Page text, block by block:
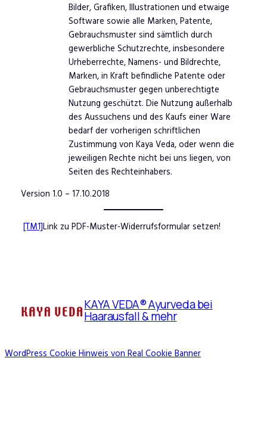
Bilder, Grafiken, Illustrationen und etwaige
Software sowie alle Marken, Patente,
Gebrauchsmuster sind sämtlich durch
gewerbliche Schutzrechte, insbesondere
Urheberrechte, Namens- und Bildrechte,
Marken, in Kraft befindliche Patente oder
Gebrauchsmuster gegen unberechtigte
Nutzung geschützt. Die Nutzung außerhalb
des Aussuchens und des Kaufs einer Ware
bedarf der vorherigen schriftlichen
Zustimmung von Kaya Veda, oder wenn die
jeweiligen Rechte nicht bei uns liegen, von
Seiten des Rechteinhabers.
Version 1.0 – 17.10.2018
[TM1]Link zu PDF-Muster-Widerrufsformular setzen!
KAYA VEDA® Ayurveda bei
Haarausfall & mehr
WordPress Cookie Hinweis von Real Cookie Banner